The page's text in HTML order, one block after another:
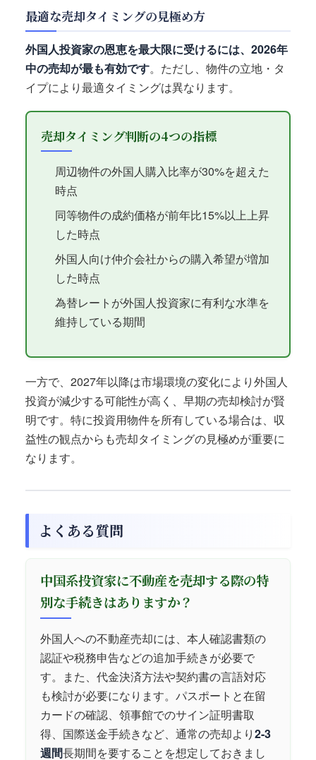
最適な売却タイミングの見極め方
外国人投資家の恩恵を最大限に受けるには、2026年
中の売却が最も有効です。ただし、物件の立地・タ
イプにより最適タイミングは異なります。
売却タイミング判断の4つの指標
周辺物件の外国人購入比率が30%を超えた
時点
同等物件の成約価格が前年比15%以上上昇
した時点
外国人向け仲介会社からの購入希望が増加
した時点
為替レートが外国人投資家に有利な水準を
維持している期間
一方で、2027年以降は市場環境の変化により外国人
投資が減少する可能性が高く、早期の売却検討が賢
明です。特に投資用物件を所有している場合は、収
益性の観点からも売却タイミングの見極めが重要に
なります。
よくある質問
中国系投資家に不動産を売却する際の特
別な手続きはありますか？
外国人への不動産売却には、本人確認書類の
認証や税務申告などの追加手続きが必要で
す。また、代金決済方法や契約書の言語対応
も検討が必要になります。パスポートと在留
カードの確認、領事館でのサイン証明書取
得、国際送金手続きなど、通常の売却より2-3
週間長期間を要することを想定しておきまし